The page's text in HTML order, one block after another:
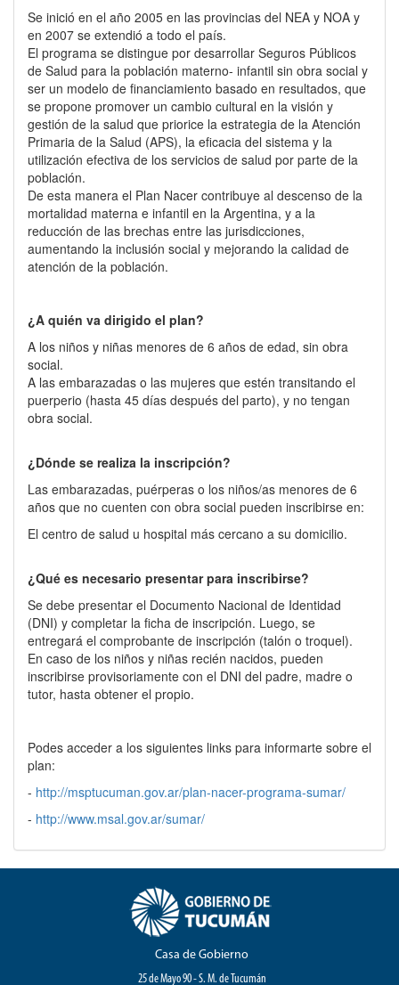
Se inició en el año 2005 en las provincias del NEA y NOA y
en 2007 se extendió a todo el país.
El programa se distingue por desarrollar Seguros Públicos
de Salud para la población materno- infantil sin obra social y
ser un modelo de financiamiento basado en resultados, que
se propone promover un cambio cultural en la visión y
gestión de la salud que priorice la estrategia de la Atención
Primaria de la Salud (APS), la eficacia del sistema y la
utilización efectiva de los servicios de salud por parte de la
población.
De esta manera el Plan Nacer contribuye al descenso de la
mortalidad materna e infantil en la Argentina, y a la
reducción de las brechas entre las jurisdicciones,
aumentando la inclusión social y mejorando la calidad de
atención de la población.
¿A quién va dirigido el plan?
A los niños y niñas menores de 6 años de edad, sin obra
social.
A las embarazadas o las mujeres que estén transitando el
puerperio (hasta 45 días después del parto), y no tengan
obra social.
¿Dónde se realiza la inscripción?
Las embarazadas, puérperas o los niños/as menores de 6
años que no cuenten con obra social pueden inscribirse en:
El centro de salud u hospital más cercano a su domicilio.
¿Qué es necesario presentar para inscribirse?
Se debe presentar el Documento Nacional de Identidad
(DNI) y completar la ficha de inscripción. Luego, se
entregará el comprobante de inscripción (talón o troquel).
En caso de los niños y niñas recién nacidos, pueden
inscribirse provisoriamente con el DNI del padre, madre o
tutor, hasta obtener el propio.
Podes acceder a los siguientes links para informarte sobre el
plan:
- http://msptucuman.gov.ar/plan-nacer-programa-sumar/
- http://www.msal.gov.ar/sumar/
Casa de Gobierno
25 de Mayo 90 - S. M. de Tucumán